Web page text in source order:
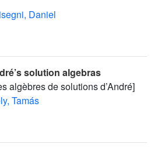
Daniel
solution algebras
algèbres de solutions d’André]
Tamás